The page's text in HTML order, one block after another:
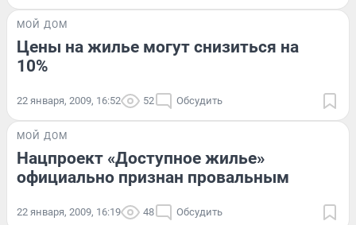
МОЙ ДОМ
Цены на жилье могут снизиться на
10%
22 января, 2009, 16:52 52 Обсудить
МОЙ ДОМ
Нацпроект «Доступное жилье»
официально признан провальным
22 января, 2009, 16:19 48 Обсудить